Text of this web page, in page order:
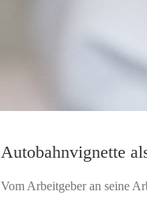
Autobahnvignette
Vom Arbeitgeber an seine